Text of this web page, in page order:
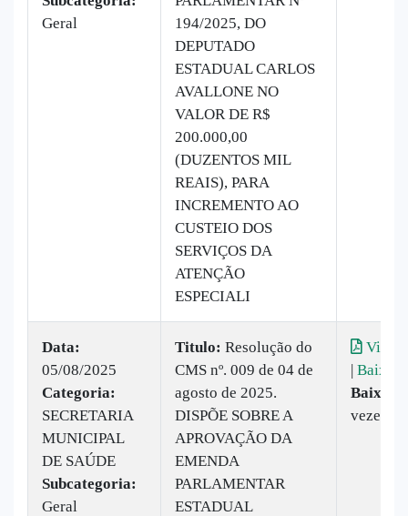
Geral
194/2025, DO
DEPUTADO
ESTADUAL CARLOS
AVALLONE NO
VALOR DE R$
200.000,00
(DUZENTOS MIL
REAIS), PARA
INCREMENTO AO
CUSTEIO DOS
SERVIÇOS DA
ATENÇÃO
ESPECIALI
Data:
05/08/2025
Categoria:
SECRETARIA
MUNICIPAL
DE SAÚDE
Subcategoria:
Geral
Titulo: Resolução do
CMS nº. 009 de 04 de
agosto de 2025.
DISPÕE SOBRE A
APROVAÇÃO DA
EMENDA
PARLAMENTAR
ESTADUAL
| Baixar
vezes